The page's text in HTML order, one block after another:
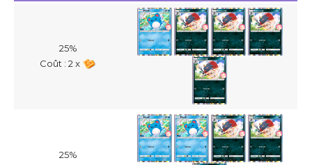
25%
Coût : 2 x
25%